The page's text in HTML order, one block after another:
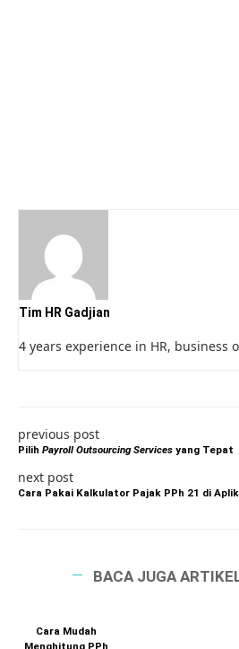
Tim HR Gadjian
4 years experience in HR, business
previous post
Pilih Payroll Outsourcing Services yang Tepat
next post
Cara Pakai Kalkulator Pajak PPh 21 di
BACA JUGA
Cara Mudah